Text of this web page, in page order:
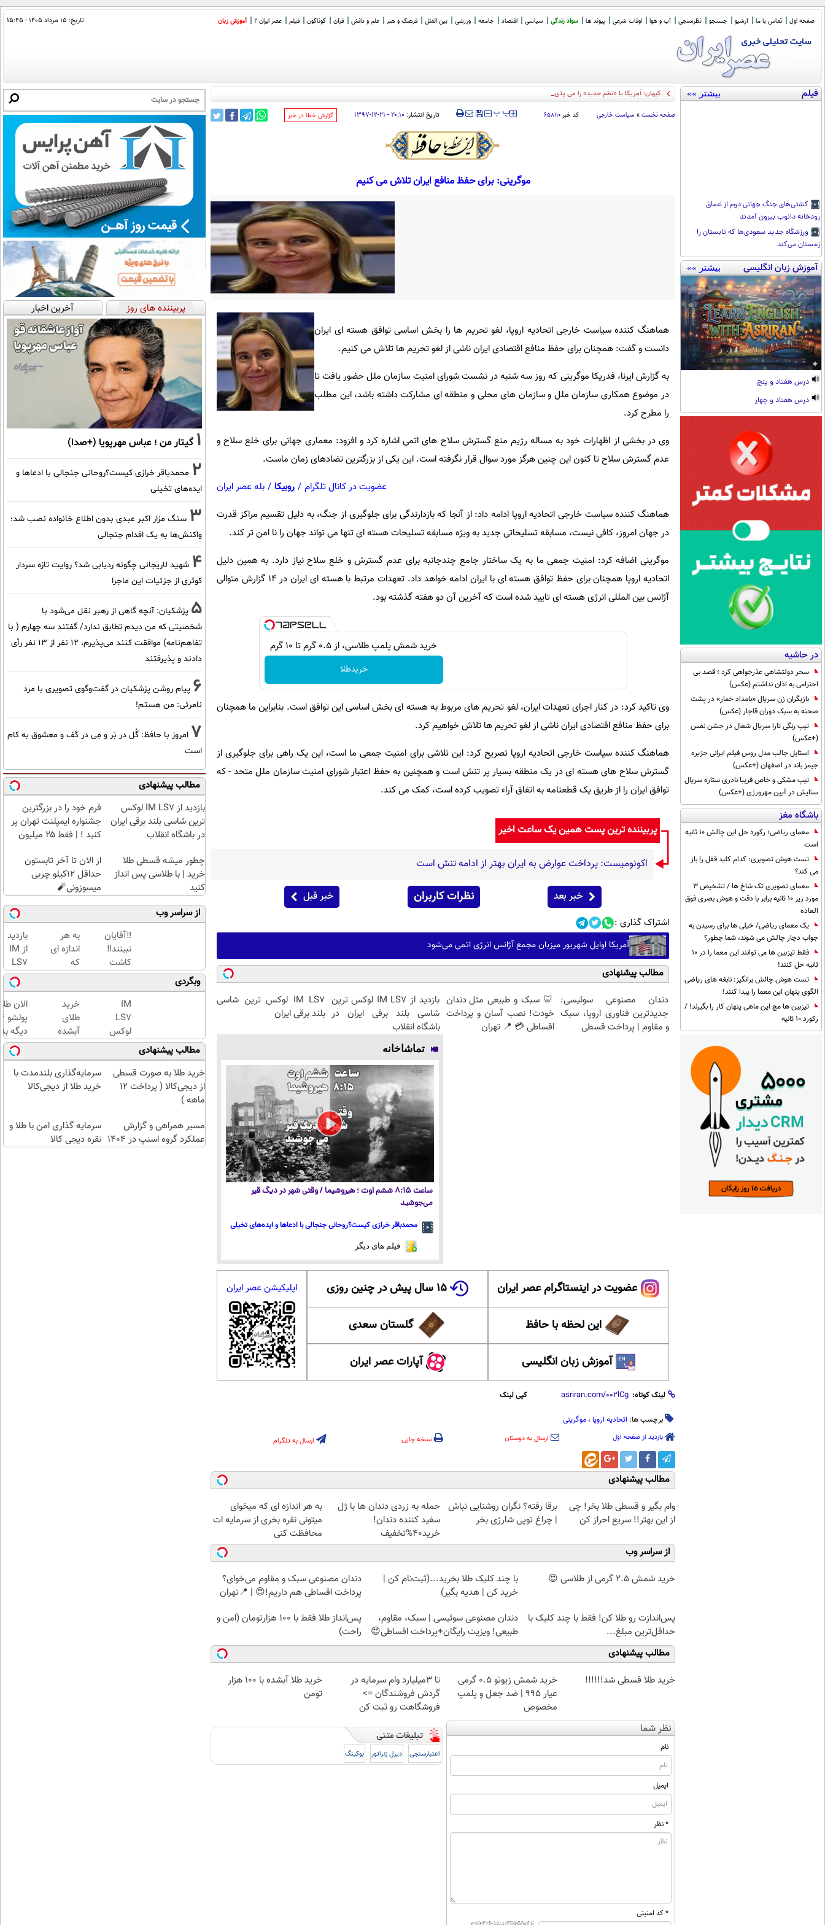
صفحه اول تماس با ما آرشیو جستجو نظرسنجی آب و هوا اوقات شرعی پیوند ها سواد زندگی سیاسی اقتصاد جامعه ورزشی بین الملل فرهنگ و هنر علم و دانش قرآن گوناگون فیلم عصر ایران 2 آموزش زبان تاریخ: ۱۵ مرداد ۱۴۰۵ - ۱۵:۴۵
فیلم بیشتر »»
کشتی‌های جنگ جهانی دوم از اعماق
رودخانه دانوب بیرون آمدند
ورزشگاه جدید سعودی‌ها که تابستان را
زمستان می‌کند
آموزش زبان انگلیسی بیشتر »»
درس هفتاد و پنج
درس هفتاد و چهار
در حاشیه
سحر دولتشاهی عذرخواهی کرد ؛ قصد بی
احترامی به اذان نداشتم (عکس)
بازیگران زن سریال «بامداد خمار» در پشت
صحنه به سبک دوران قاجار (عکس)
تیپ رنگی تارا سریال شغال در جشن نفس
(+عکس)
استایل جالب مدل روس فیلم ایرانی جزیره
جیمز باند در اصفهان (+عکس)
تیپ مشکی و خاص فریبا نادری ستاره سریال
ستایش در آیین مهرورزی (+عکس)
باشگاه مغز
معمای ریاضی؛ رکورد حل این چالش 10 ثانیه
است
تست هوش تصویری: کدام کلید قفل را باز
می کند؟
معمای تصویری تک شاخ ها / تشخیص 3
مورد زیر 10 ثانیه برابر با دقت و هوش بصری فوق
العاده
یک معمای ریاضی/ خیلی ها برای رسیدن به
جواب دچار چالش می شوند، شما چطور؟
فقط تیزبین ها می توانند این معما را در 10
ثانیه حل کنند!
تست هوش چالش برانگیز: نابغه های ریاضی
الگوی پنهان این معما را پیدا کنند!
تیزبین ها مچ این ماهی پنهان کار را بگیرند! /
رکورد 10 ثانیه
کیهان: آمریکا یا «نظم جدید» را می پذیرد یا فرو می پاشد
صفحه نخست » سیاست خارجی کد خبر ۶۵۸۱۱۰ ‍‍‍ پ پ تاریخ انتشار: ۲۰:۱۰ - ۲۱-۱۲-۱۳۹۷ ‌گزارش خطا در خبر
موگرینی: برای حفظ منافع ایران تلاش می کنیم
هماهنگ کننده سیاست خارجی اتحادیه اروپا، لغو تحریم ها را بخش اساسی توافق هسته ای ایران
دانست و گفت: همچنان برای حفظ منافع اقتصادی ایران ناشی از لغو تحریم ها تلاش می کنیم.
به گزارش ایرنا، فدریکا موگرینی که روز سه شنبه در نشست شورای امنیت سازمان ملل حضور یافت تا
در موضوع همکاری سازمان ملل و سازمان های محلی و منطقه ای مشارکت داشته باشد، این مطلب
را مطرح کرد.
وی در بخشی از اظهارات خود به مساله رژیم منع گسترش سلاح های اتمی اشاره کرد و افزود: معماری جهانی برای خلع سلاح و
عدم گسترش سلاح تا کنون این چنین هرگز مورد سوال قرار نگرفته است. این یکی از بزرگترین تضادهای زمان ماست.
عضویت در کانال تلگرام / روبیکا / بله عصر ایران
هماهنگ کننده سیاست خارجی اتحادیه اروپا ادامه داد: از آنجا که بازدارندگی برای جلوگیری از جنگ، به دلیل تقسیم مراکز قدرت
در جهان امروز، کافی نیست، مسابقه تسلیحاتی جدید به ویژه مسابقه تسلیحات هسته ای تنها می تواند جهان را نا امن تر کند.
موگرینی اضافه کرد: امنیت جمعی ما به یک ساختار جامع چندجانبه برای عدم گسترش و خلع سلاح نیاز دارد. به همین دلیل
اتحادیه اروپا همچنان برای حفظ توافق هسته ای با ایران ادامه خواهد داد. تعهدات مرتبط با هسته ای ایران در 14 گزارش متوالی
آژانس بین المللی انرژی هسته ای تایید شده است که آخرین آن دو هفته گذشته بود.
خرید شمش پلمپ طلاسی، از ۰.۵ گرم تا ۱۰ گرم
خریدطلا
وی تاکید کرد: در کنار اجرای تعهدات ایران، لغو تحریم های مربوط به هسته ای بخش اساسی این توافق است. بنابراین ما همچنان
برای حفظ منافع اقتصادی ایران ناشی از لغو تحریم ها تلاش خواهیم کرد.
هماهنگ کننده سیاست خارجی اتحادیه اروپا تصریح کرد: این تلاشی برای امنیت جمعی ما است، این یک راهی برای جلوگیری از
گسترش سلاح های هسته ای در یک منطقه بسیار پر تنش است و همچنین به حفظ اعتبار شورای امنیت سازمان ملل متحد - که
توافق ایران را از طریق یک قطعنامه به اتفاق آراء تصویب کرده است، کمک می کند.
پربیننده ترین پست همین یک ساعت اخیر
اکونومیست: پرداخت عوارض به ایران بهتر از ادامه تنش است
خبر بعد نظرات کاربران خبر قبل
اشتراک گذاری :
آمریکا اوایل شهریور میزبان مجمع آژانس انرژی اتمی می‌شود
مطالب پیشنهادی
دندان مصنوعی سوئیسی:
جدیدترین فناوری اروپا، سبک
و مقاوم | پرداخت قسطی
🦷 سبک و طبیعی مثل دندان
خودت! نصب آسان و پرداخت
اقساطی 💳 📍 تهران
بازدید از IM LS7 لوکس ترین
شاسی بلند برقی ایران در
باشگاه انقلاب
IM LS7 لوکس ترین شاسی
بلند برقی ایران
تماشاخانه
ساعت ۸:۱۵ ششم اوت ؛ هیروشیما / وقتی شهر در دیگ قیر
می‌جوشید
محمدباقر خرازی کیست؟روحانی جنجالی با ادعاها و ایده‌های تخیلی
فیلم های دیگر
عضویت در اینستاگرام عصر ایران ۱۵ سال پیش در چنین روزی
این لحظه با حافظ گلستان سعدی
آموزش زبان انگلیسی آپارات عصر ایران
اپلیکیشن عصر ایران
لینک کوتاه: کپی لینک
برچسب ها: اتحادیه اروپا ، موگرینی
بازدید از صفحه اول ارسال به دوستان نسخه چاپی ارسال به تلگرام
مطالب پیشنهادی
وام بگیر و قسطی طلا بخر! چی
از این بهتر!! سریع احراز کن
برقا رفته؟ نگران روشنایی نباش
| چراغ توپی شارژی بخر
حمله به زردی دندان ها با ژل
سفید کننده دندان!
خرید40%تخفیف
به هر اندازه ای که میخوای
میتونی نقره بخری از سرمایه ات
محافظت کنی
از سراسر وب
خرید شمش 2.5 گرمی از طلاسی 😍
با چند کلیک طلا بخرید...(ثبت‌نام کن |
خرید کن | هدیه بگیر)
دندان مصنوعی سبک و مقاوم می‌خوای؟
پرداخت اقساطی هم داریم!😍 | 📍تهران
پس‌اندازت رو طلا کن! فقط با چند کلیک با
حداقل‌ترین مبلغ...
دندان مصنوعی سوئیسی | سبک، مقاوم،
طبیعی! ویزیت رایگان+پرداخت اقساطی😍
پس‌انداز طلا فقط با ۱۰۰ هزارتومان (امن و
راحت)
مطالب پیشنهادی
خرید طلا قسطی شد!!!!!!
خرید شمش زیوتو ۰.۵ گرمی
عیار ۹۹۵ | ضد جعل و پلمپ
مخصوص
تا 3میلیارد وام سرمایه در
گردش فروشندگان =>
فروشگاهت رو ثبت کن
خرید طلا آبشده با 100 هزار
تومن
نظر شما
نام
ایمیل
* نظر
* کد امنیتی
اعتبارسنجی دیزل ژنراتور بوکینگ
پربیننده های روز آخرین اخبار
1 گیتار من ؛ عباس مهرپویا (+صدا)
2 محمدباقر خرازی کیست؟روحانی جنجالی با ادعاها و
ایده‌های تخیلی
3 سنگ مزار اکبر عبدی بدون اطلاع خانواده نصب شد؛
واکنش‌ها به یک اقدام جنجالی
4 شهید لاریجانی چگونه ردیابی شد؟ روایت تازه سردار
کوثری از جزئیات این ماجرا
5 پزشکیان‌: آنچه گاهی از رهبر نقل می‌شود با
شخصیتی که من دیدم تطابق ندارد/ گفتند سه چهارم ( با
تفاهم‌نامه) موافقت کنند می‌پذیرم، 12 نفر از 13 نفر رأی
دادند و پذیرفتند
6 پیام روشن پزشکیان در گفت‌و‌گوی تصویری با مرد
نامرئی: من هستم!
7 امروز با حافظ: گُل در بَر و مِی در کَف و معشوق به کام
است
مطالب پیشنهادی
بازدید از IM LS7 لوکس
ترین شاسی بلند برقی ایران
در باشگاه انقلاب
فرم خود را در بزرگترین
جشنواره ایمپلنت تهران پر
کنید ! | فقط ۲۵ میلیون
چطور میشه قسطی طلا
خرید | با طلاسی پس انداز
کنید
از الان تا آخر تابستون
حداقل 12کیلو چربی
میسوزونی🧨
از سراسر وب
‼️آقایان
نبینند‼️
کاشت
موی
طبیعی با
جدیدترین
متد روز
دنیا
به هر
اندازه ای
که
میخوای
میتونی
طلا بخری
از
سرمایه
ات
محافظت
کنی
بازدید
از IM
LS7
لوکس
ترین
شاسی
بلند
برقی
ایران
در
باشگاه
وبگردی
IM
LS7
لوکس
ترین
شاسی
بلند
برقی
خرید
طلای
آبشده
حتی با
۱۰۰هزارتومان
الان
دیگه
طلا با
بی‌بهره
مطالب پیشنهادی
خرید طلا به صورت قسطی
از دیجی‌کالا ( پرداخت 12
ماهه )
سرمایه‌گذاری بلندمدت با
خرید طلا از دیجی‌کالا
مسیر همراهی و گزارش
عملکرد گروه اسنپ در ۱۴۰۴
سرمایه گذاری امن با طلا و
نقره دیجی کالا